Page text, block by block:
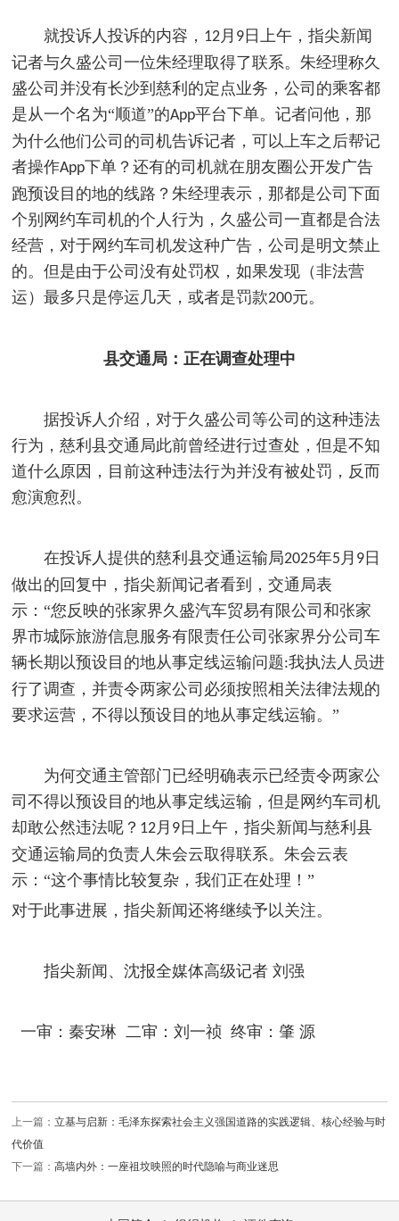
就投诉人投诉的内容， 12 月 9日上午，指尖新闻
记者与久盛公司一位朱经理取得了联系。朱经理称久
盛公司并没有长沙到慈利的定点业务，公司的乘客都
是从一个名为“顺道”的App平台下单。记者问他，那
为什么他们公司的司机告诉记者，可以上车之后帮记
者操作App下单？还有的司机就在朋友圈公开发广告
跑预设目的地的线路？朱经理表示，那都是公司下面
个别网约车司机的个人行为，久盛公司一直都是合法
经营，对于网约车司机发这种广告，公司是明文禁止
的。但是由于公司没有处罚权，如果发现（非法营
运）最多只是停运几天，或者是罚款200元。
县交通局：正在调查处理中
据投诉人介绍，对于久盛公司等公司的这种违法
行为，慈利县交通局此前曾经进行过查处，但是不知
道什么原因，目前这种违法行为并没有被处罚，反而
愈演愈烈。
在投诉人提供的慈利县交通运输局2025年5 月 9日
做出的回复中，指尖新闻记者看到，交通局表
示：“您反映的张家界久盛汽车贸易有限公司和张家
界市城际旅游信息服务有限责任公司张家界分公司车
辆长期以预设目的地从事定线运输问题:我执法人员进
行了调查，并责令两家公司必须按照相关法律法规的
要求运营，不得以预设目的地从事定线运输。”
为何交通主管部门已经明确表示已经责令两家公
司不得以预设目的地从事定线运输，但是网约车司机
却敢公然违法呢？ 12 月 9日上午，指尖新闻与慈利县
交通运输局的负责人朱会云取得联系。朱会云表
示：“这个事情比较复杂，我们正在处理！”
对于此事进展，指尖新闻还将继续予以关注。
指尖新闻、沈报全媒体高级记者 刘强
一审：秦安琳 二审：刘一祯 终审：肇 源
上一篇：立基与启新：毛泽东探索社会主义强国道路的实践逻辑、核心经验与时
代价值
下一篇：高墙内外：一座祖坟映照的时代隐喻与商业迷思